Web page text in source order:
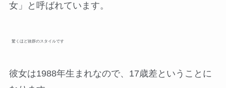
女」と呼ばれています。
驚くほど抜群のスタイルです
彼女は1988年生まれなので、17歳差ということに